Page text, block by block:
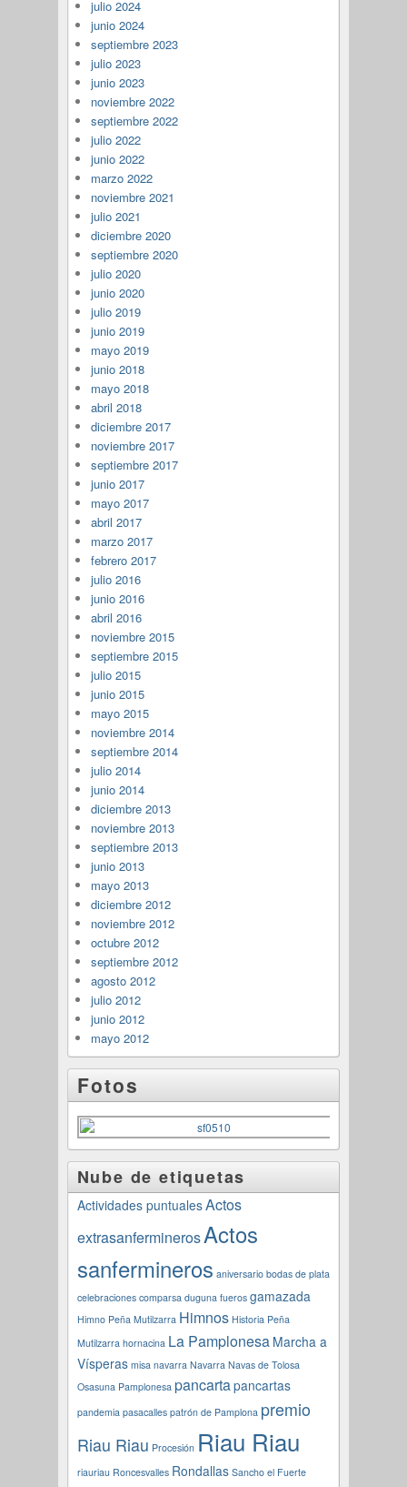
julio 2024
junio 2024
septiembre 2023
julio 2023
junio 2023
noviembre 2022
septiembre 2022
julio 2022
junio 2022
marzo 2022
noviembre 2021
julio 2021
diciembre 2020
septiembre 2020
julio 2020
junio 2020
julio 2019
junio 2019
mayo 2019
junio 2018
mayo 2018
abril 2018
diciembre 2017
noviembre 2017
septiembre 2017
junio 2017
mayo 2017
abril 2017
marzo 2017
febrero 2017
julio 2016
junio 2016
abril 2016
noviembre 2015
septiembre 2015
julio 2015
junio 2015
mayo 2015
noviembre 2014
septiembre 2014
julio 2014
junio 2014
diciembre 2013
noviembre 2013
septiembre 2013
junio 2013
mayo 2013
diciembre 2012
noviembre 2012
octubre 2012
septiembre 2012
agosto 2012
julio 2012
junio 2012
mayo 2012
Fotos
Nube de etiquetas
Actividades puntualesActos
extrasanferminerosActos
sanfermineros aniversario bodas de plata
celebraciones comparsa duguna fueros gamazada
Himno Peña Mutilzarra Himnos Historia Peña
Mutilzarra hornacina La Pamplonesa Marcha a
Vísperas misa navarra Navarra Navas de Tolosa
Osasuna Pamplonesa pancartapancartas
pandemia pasacalles patrón de Pamplona premio
Riau Riau Procesión Riau Riau
riauriau Roncesvalles Rondallas Sancho el Fuerte